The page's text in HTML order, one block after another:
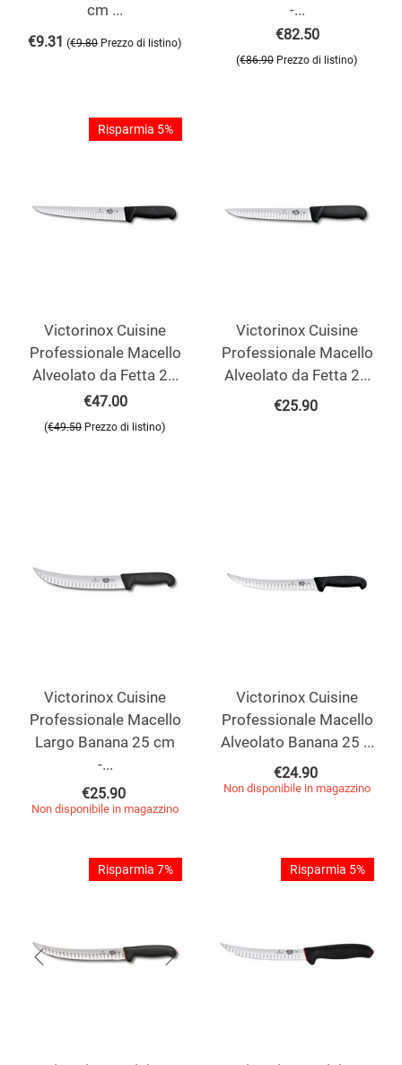
cm ...
€9.31 (€9.80 Prezzo di listino)
-...
€82.50
(€86.90 Prezzo di listino)
Risparmia 5%
Victorinox Cuisine
Professionale Macello
Alveolato da Fetta 2...
€47.00
(€49.50 Prezzo di listino)
Victorinox Cuisine
Professionale Macello
Alveolato da Fetta 2...
€25.90
Victorinox Cuisine
Professionale Macello
Largo Banana 25 cm
-...
€25.90
Non disponibile in magazzino
Victorinox Cuisine
Professionale Macello
Alveolato Banana 25 ...
€24.90
Non disponibile in magazzino
Risparmia 7% Risparmia 5%